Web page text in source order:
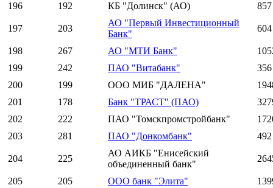
196
192 КБ "Долинск" (АО) 857
197 203
АО "Первый Инвестиционный
Банк"
604
198 267 АО "МТИ Банк"
199
242 ПАО "Витабанк"
356
200
199 ООО МИБ "ДАЛЕНА"
201
178 Банк "ТРАСТ" (ПАО)
202
222 ПАО "Томскпромстройбанк"
203
281 ПАО "Донкомбанк" 492
204 225
АО АИКБ "Енисейский
объединенный банк"
205 205 ООО банк "Элита"